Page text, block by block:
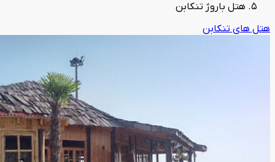
هتل باروژ تنکابن
هتل های تنکابن